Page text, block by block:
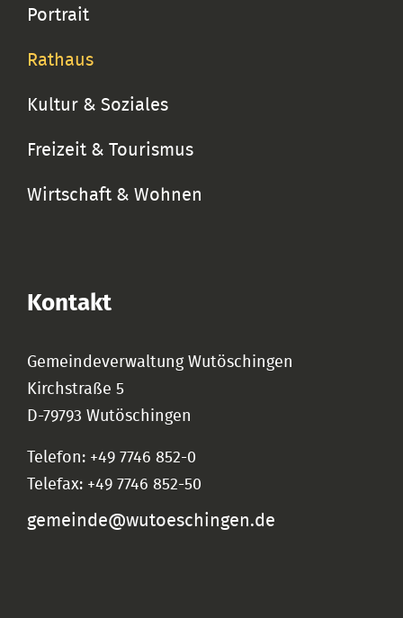
Portrait
Rathaus
Kultur & Soziales
Freizeit & Tourismus
Wirtschaft & Wohnen
Kontakt
Gemeindeverwaltung Wutöschingen
Kirchstraße 5
D-79793 Wutöschingen
Telefon: +49 7746 852-0
Telefax: +49 7746 852-50
gemeinde@wutoeschingen.de